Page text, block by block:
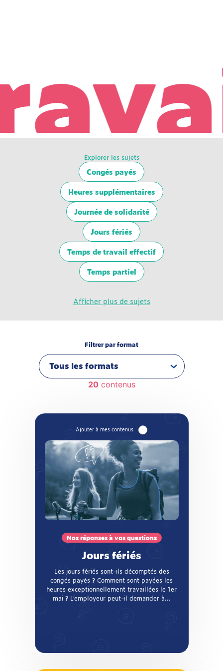
Explorer les sujets
Congés payés
Heures supplémentaires
Journée de solidarité
Jours fériés
Temps de travail effectif
Temps partiel
Afficher plus de sujets
20contenus
Filtrer par format
Nos réponses à vos questions
Jours fériés
Les jours fériés sont-ils décomptés des
congés payés ? Comment sont payées les
heures exceptionnellement travaillées le 1er
mai ? L’employeur peut-il demander à...
Nos réponses à vos questions
Jours fériés
Les jours fériés sont-ils décomptés des
congés payés ? Comment sont payées les
heures exceptionnellement travaillées le 1er
salariés de récupérer les heures perdues à
cause d’un jour férié chômé ou d’un jour de
pont ? La CFTC répond à vos questions !